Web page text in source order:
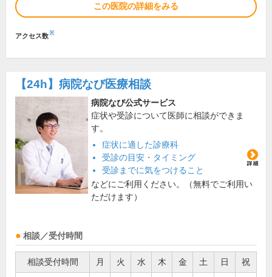
この医院の詳細をみる
アクセス数※
【24h】 病院なび医療相談
病院なび公式サービス
症状や受診について医師に相談ができま
す。
症状に適した診療科
受診の目安・タイミング
受診までに気をつけること
などにご利用ください。（無料でご利用い
ただけます）
相談／受付時間
相談受付時間 月 火 水 木 金 土 日 祝